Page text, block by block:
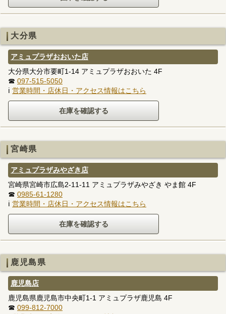
大分県
アミュプラザおおいた店
大分県大分市要町1-14 アミュプラザおおいた 4F
☎ 097-515-5050
ℹ 営業時間・店休日・アクセス情報はこちら
宮崎県
アミュプラザみやざき店
宮崎県宮崎市広島2-11-11 アミュプラザみやざき やま館 4F
☎ 0985-61-1280
ℹ 営業時間・店休日・アクセス情報はこちら
鹿児島県
鹿児島店
鹿児島県鹿児島市中央町1-1 アミュプラザ鹿児島 4F
☎ 099-812-7000